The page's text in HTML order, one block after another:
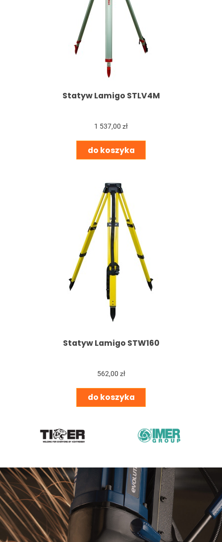
Statyw Lamigo STLV4M
1 537,00 zł
do koszyka
Statyw Lamigo STW160
562,00 zł
do koszyka